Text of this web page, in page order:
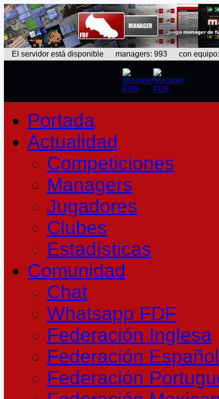
El servidor está disponible managers: 993 con
Portada
Actualidad
Competiciones
Managers
Jugadores
Clubes
Estadísticas
Comunidad
Chat
Whatsapp FDF
Federación Inglesa
Federación
Federación